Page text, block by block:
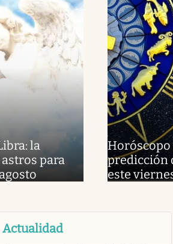
la
para
Horóscopo
predicción
este
Actualidad